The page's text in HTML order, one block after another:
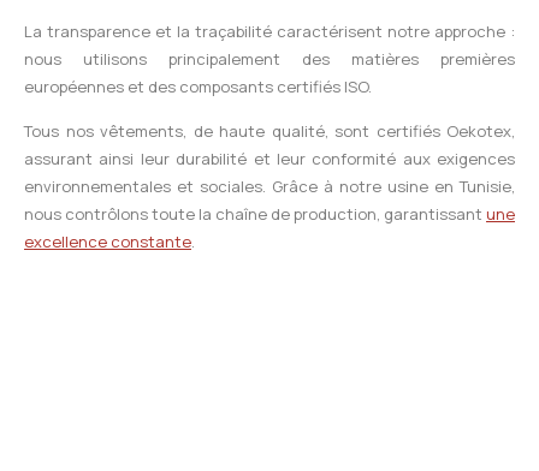
La transparence et la traçabilité caractérisent notre approche :
nous utilisons principalement des matières premières
européennes et des composants certifiés ISO.
Tous nos vêtements, de haute qualité, sont certifiés Oekotex,
assurant ainsi leur durabilité et leur conformité aux exigences
environnementales et sociales. Grâce à notre usine en Tunisie,
nous contrôlons toute la chaîne de production, garantissant une
excellence constante.